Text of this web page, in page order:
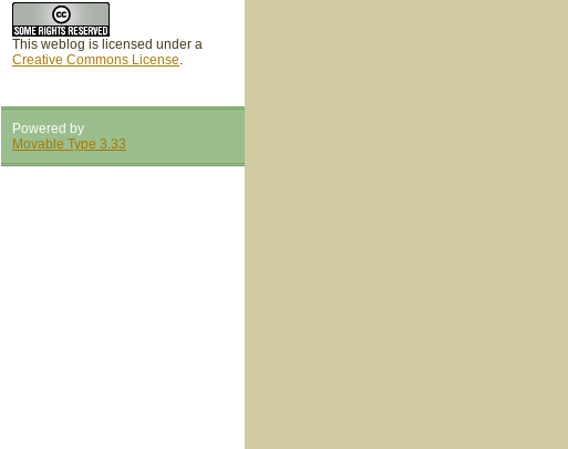
This weblog is licensed under a
Creative Commons License.
Powered by
Movable Type 3.33